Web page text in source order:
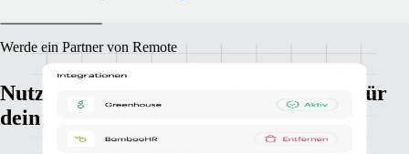
Werde ein Partner von Remote
Nutze unsere Integrationen als Motor für
dein Wachstum